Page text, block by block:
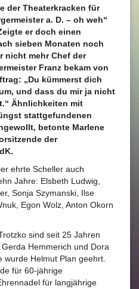
der Theaterkracken für
a. D. – oh weh“
er doch einen
sieben Monaten noch
nicht mehr Chef der
Franz bekam von
„Du kümmerst dich
und dass du mir ja nicht
Ähnlichkeiten mit
stattgefundenen
betonte Marlene
der
ehrte Scheller auch
Jahre: Elsbeth Ludwig,
Sonja Szymanski, Ilse
Egon Wolz, Anton Okorn
sind seit 25 Jahren
Hemmerich und Dora
Helmut Plan geehrt.
für 60-jährige
für langjährige